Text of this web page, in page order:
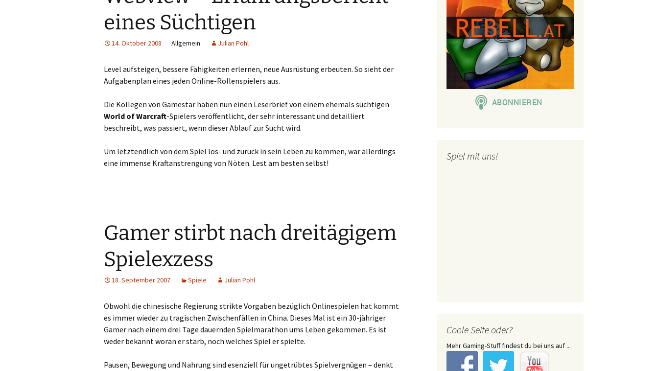
eines Süchtigen
14. Oktober 2008 Allgemein Julian Pohl
Level aufsteigen, bessere Fähigkeiten erlernen, neue Ausrüstung erbeuten. So sieht der
Aufgabenplan eines jeden Online-Rollenspielers aus.
Die Kollegen von Gamestar haben nun einen Leserbrief von einem ehemals süchtigen
World of Warcraft-Spielers veröffentlicht, der sehr interessant und detailliert
beschreibt, was passiert, wenn dieser Ablauf zur Sucht wird.
Um letztendlich von dem Spiel los- und zurück in sein Leben zu kommen, war allerdings
eine immense Kraftanstrengung von Nöten. Lest am besten selbst!
Gamer stirbt nach dreitägigem
Spielexzess
18. September 2007 Spiele Julian Pohl
Obwohl die chinesische Regierung strikte Vorgaben bezüglich Onlinespielen hat kommt
es immer wieder zu tragischen Zwischenfällen in China. Dieses Mal ist ein 30-jähriger
Gamer nach einem drei Tage dauernden Spielmarathon ums Leben gekommen. Es ist
weder bekannt woran er starb, noch welches Spiel er spielte.
Pausen, Bewegung und Nahrung sind esenziell für ungetrübtes Spielvergnügen – denkt
Spiel mit uns!
Coole Seite oder?
Mehr Gaming-Stuff findest du bei uns auf ...